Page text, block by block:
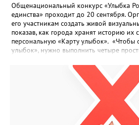
Общенациональный конкурс «Улыбка
единства» проходит до 20 сентября.
его участникам создать живой
показав, как города хранят историю их
персональную «Карту улыбок». «Чтобы
улыбок», нужно выполнить четыре
улыбок»; загрузить фотографию с
одного человека, пары, семьи или
одном кадре; отметить один или
связанных с историей семьи или
добавить подписи к городам, кратко
из них, указать контакты и подтвердить
проекта», - говорится в инструкции на